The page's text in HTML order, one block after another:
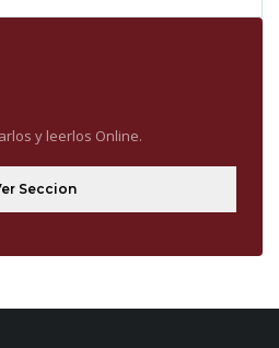
y leerlos Online.